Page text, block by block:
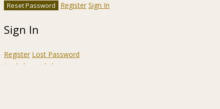
Register Sign In
Sign In
Register Lost Password
Ir a la barra de herramientas